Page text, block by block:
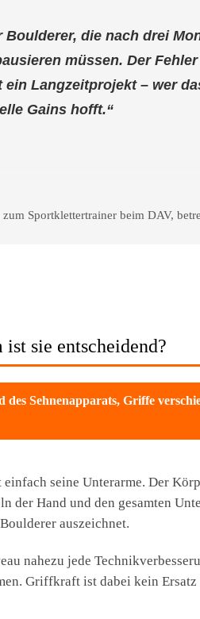
Boulderer, die nach drei
müssen. Der
Langzeitprojekt – wer
Gains hofft.“
Sportklettertrainer beim DAV,
sie entscheidend?
Sehnenapparats, Griffe
seine Unterarme. Der
Hand und den gesamten
auszeichnet.
nahezu jede
Griffkraft ist dabei kein